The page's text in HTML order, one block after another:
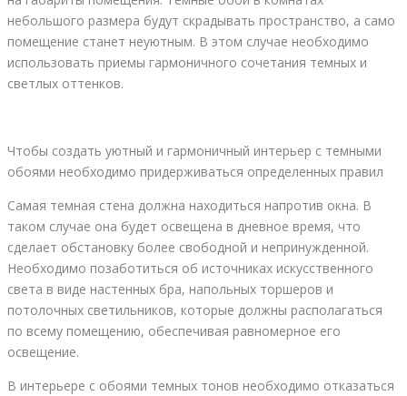
небольшого размера будут скрадывать пространство, а само
помещение станет неуютным. В этом случае необходимо
использовать приемы гармоничного сочетания темных и
светлых оттенков.
Чтобы создать уютный и гармоничный интерьер с темными
обоями необходимо придерживаться определенных правил
Самая темная стена должна находиться напротив окна. В
таком случае она будет освещена в дневное время, что
сделает обстановку более свободной и непринужденной.
Необходимо позаботиться об источниках искусственного
света в виде настенных бра, напольных торшеров и
потолочных светильников, которые должны располагаться
по всему помещению, обеспечивая равномерное его
освещение.
В интерьере с обоями темных тонов необходимо отказаться